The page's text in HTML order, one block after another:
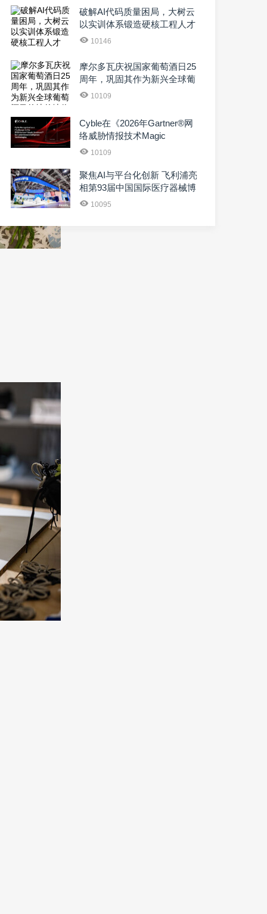
破解AI代码质量困局，大树云
以实训体系锻造硬核工程人才
10146
摩尔多瓦庆祝国家葡萄酒日25
周年，巩固其作为新兴全球葡
萄酒目的地的地位
10109
Cyble在《2026年Gartner®网
络威胁情报技术Magic
Quadrant™》中获评“挑战···
10109
聚焦AI与平台化创新 飞利浦亮
相第93届中国国际医疗器械博
览会10095